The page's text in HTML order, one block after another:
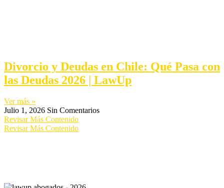
Divorcio y Deudas en Chile: Qué Pasa con
las Deudas 2026 | LawUp
Ver más »
Julio 1, 2026 Sin Comentarios
Revisar Más Contenido
Revisar Más Contenido